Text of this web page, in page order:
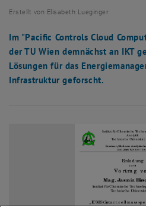
Erstellt von Elisabeth Lueginger
Im "Pacific Controls Cloud
der TU Wien demnächst an IKT
Lösungen für das
Infrastruktur geforscht.